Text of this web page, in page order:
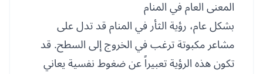
المعنى العام في المنام
بشكل عام، رؤية الثأر في المنام قد تدل على
مشاعر مكبوتة ترغب في الخروج إلى السطح. قد
تكون هذه الرؤية تعبيراً عن ضغوط نفسية يعاني